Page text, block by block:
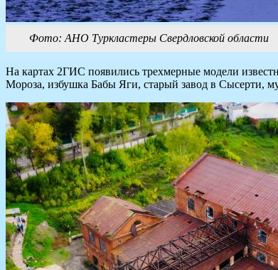
Фото: АНО Туркластеры Свердловской области
На картах 2ГИС появились трехмерные модели
Мороза, избушка Бабы Яги, старый завод в Сысерти,